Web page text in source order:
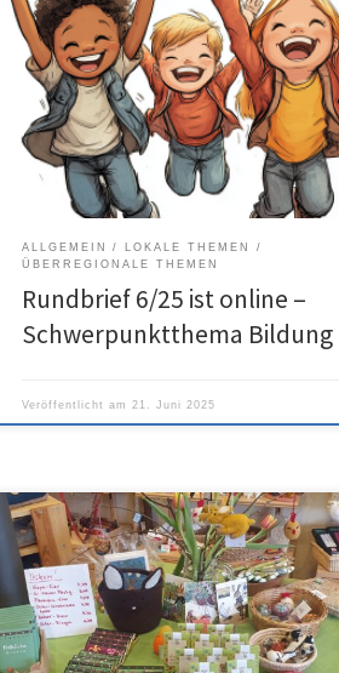
ALLGEMEIN
LOKALE THEMEN
ÜBERREGIONALE THEMEN
Rundbrief 6/25 ist online –
Schwerpunktthema Bildung
Veröffentlicht am 21. Juni 2025